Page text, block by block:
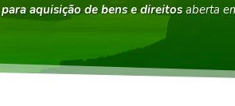
aquisição de bens e direitosaberta